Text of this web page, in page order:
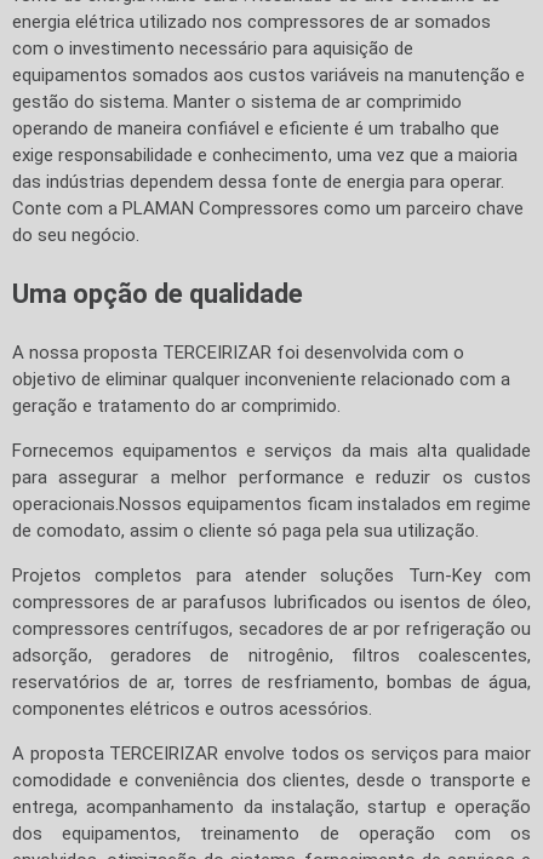
energia elétrica utilizado nos compressores de ar somados
com o investimento necessário para aquisição de
equipamentos somados aos custos variáveis na manutenção e
gestão do sistema. Manter o sistema de ar comprimido
operando de maneira confiável e eficiente é um trabalho que
exige responsabilidade e conhecimento, uma vez que a maioria
das indústrias dependem dessa fonte de energia para operar.
Conte com a PLAMAN Compressores como um parceiro chave
do seu negócio.
Uma opção de qualidade
A nossa proposta TERCEIRIZAR foi desenvolvida com o
objetivo de eliminar qualquer inconveniente relacionado com a
geração e tratamento do ar comprimido.
Fornecemos equipamentos e serviços da mais alta qualidade
para assegurar a melhor performance e reduzir os custos
operacionais.Nossos equipamentos ficam instalados em regime
de comodato, assim o cliente só paga pela sua utilização.
Projetos completos para atender soluções Turn-Key com
compressores de ar parafusos lubrificados ou isentos de óleo,
compressores centrífugos, secadores de ar por refrigeração ou
adsorção, geradores de nitrogênio, filtros coalescentes,
reservatórios de ar, torres de resfriamento, bombas de água,
componentes elétricos e outros acessórios.
A proposta TERCEIRIZAR envolve todos os serviços para maior
comodidade e conveniência dos clientes, desde o transporte e
entrega, acompanhamento da instalação, startup e operação
dos equipamentos, treinamento de operação com os